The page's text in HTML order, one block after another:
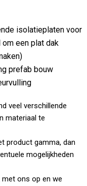
isolatieplaten voor
een plat dak
prefab bouw
veel verschillende
materiaal te
product gamma, dan
mogelijkheden
ons op en we